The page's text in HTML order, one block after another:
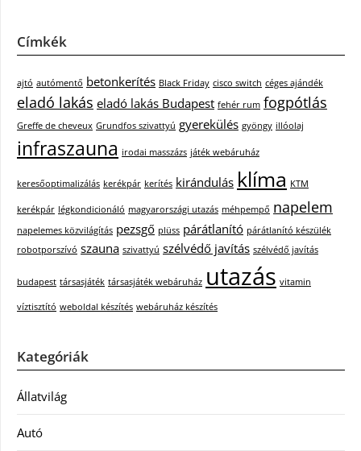
Címkék
ajtó autómentő betonkerítés Black Friday cisco switch céges ajándék
eladó lakás eladó lakás Budapest fehér rum fogpótlás
Greffe de cheveux Grundfos szivattyú gyerekülés gyöngy illóolaj
infraszauna irodai masszázs játék webáruház
keresőoptimalizálás kerékpár kerítés kirándulás klíma KTM
kerékpár légkondicionáló magyarországi utazás méhpempő napelem
napelemes közvilágítás pezsgő plüss párátlanító párátlanító készülék
robotporszívó szauna szivattyú szélvédő javítás szélvédő javítás
budapest társasjáték társasjáték webáruház utazás vitamin
víztisztító weboldal készítés webáruház készítés
Kategóriák
Állatvilág
Autó